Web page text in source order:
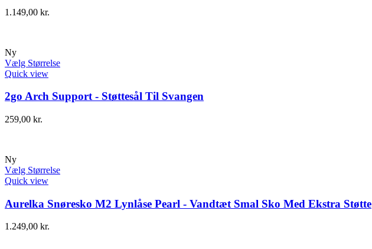
1.149,00 kr.
Ny
Vælg Størrelse
Quick view
2go Arch Support - Støttesål Til Svangen
259,00 kr.
Ny
Vælg Størrelse
Quick view
Aurelka Snøresko M2 Lynlåse Pearl - Vandtæt Smal Sko Med Ekstra Støtte
1.249,00 kr.